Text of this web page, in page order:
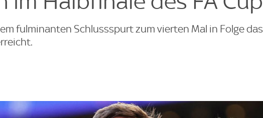
fulminanten Schlussspurt zum vierten Mal in Folge das